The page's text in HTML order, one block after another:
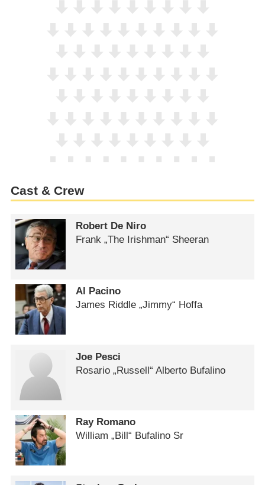
Cast & Crew
Robert De Niro
Frank „The Irishman“ Sheeran
Al Pacino
James Riddle „Jimmy“ Hoffa
Joe Pesci
Rosario „Russell“ Alberto Bufalino
Ray Romano
William „Bill“ Bufalino Sr